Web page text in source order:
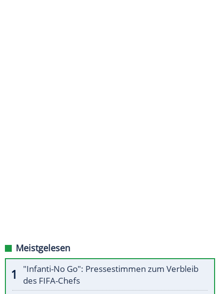
Meistgelesen
"Infanti-No Go": Pressestimmen zum Verbleib
des FIFA-Chefs